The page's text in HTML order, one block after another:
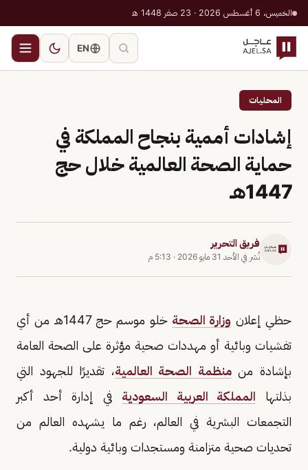
الخميس، 6 أغسطس 2026 · 23 صفر 1448 هـ
EN
المحليات
إشادات أممية بنجاح المملكة في
حماية الصحة العالمية خلال حج
1447هـ
فريق التحرير
نُشر في الأحد 31 مايو 2026 · 5:13 م
حظي إعلان وزارة الصحة
خلو موسم حج 1447هـ من أي
تفشيات وبائية أو مهددات صحية مؤثرة على الصحة العامة
بإشادة منمنظمة الصحة العالمية، تقديرًا للجهود التي
بذلتها المملكة العربية السعودية في إدارة أحد أكبر
التجمعات البشرية في العالم، رغم ما يشهده العالم من
تحديات صحية متزامنة ومستجدات وبائية دولية.